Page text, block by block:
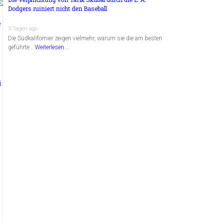
Dodgers ruiniert nicht den Baseball
3 Tagen ago
Die Südkalifornier zeigen vielmehr, warum sie die am besten
geführte …Weiterlesen...